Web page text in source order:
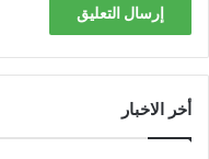
أخر الاخبار